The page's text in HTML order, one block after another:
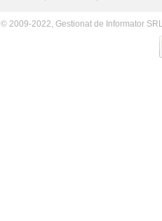
© 2009-2022, Gestionat de Informator